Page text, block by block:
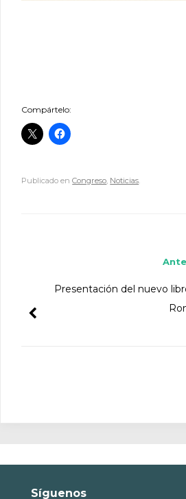
Compártelo:
Publicado enCongreso, Noticias.
Presentación del nuevo
Síguenos